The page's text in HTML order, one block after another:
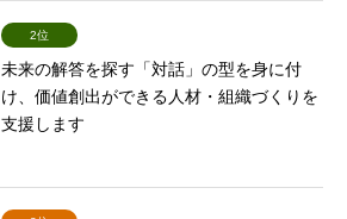
2位
未来の解答を探す「対話」の型を身に付
け、価値創出ができる人材・組織づくりを
支援します